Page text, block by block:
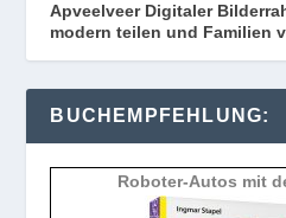
Apveelveer Digitaler
modern teilen und Familien
BUCHEMPFEHLUNG:
Roboter-Autos mit